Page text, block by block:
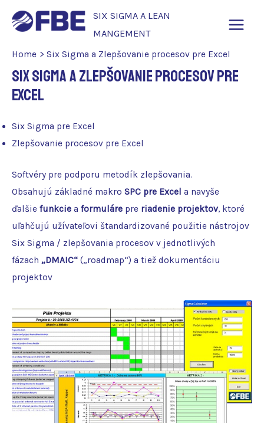
SIX SIGMA A LEAN
MANGEMENT
Home Six Sigma a Zlepšovanie procesov pre Excel
Six Sigma a Zlepšovanie procesov pre
Excel
Six Sigma pre Excel
Zlepšovanie procesov pre Excel
Softvéry pre podporu metodík zlepšovania.
Obsahujú základné makro SPC pre Excel a navyše
ďalšie funkcie a formuláre pre riadenie projektov, ktoré
uľahčujú užívateľovi štandardizované použitie nástrojov
Six Sigma / zlepšovania procesov v jednotlivých
fázach „DMAIC“ („roadmap“) a tiež dokumentáciu
projektov